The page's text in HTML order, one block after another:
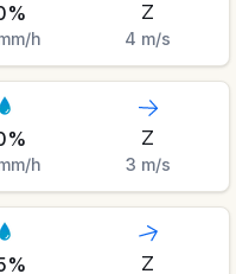
%
h
Z
4 m/s
%
h
Z
3 m/s
% Z